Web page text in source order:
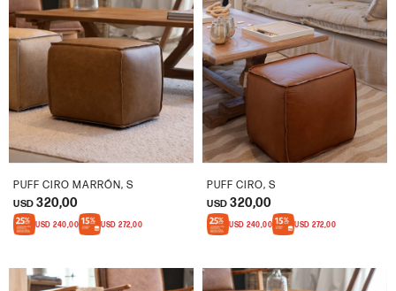
PUFF CIRO MARRÓN, S
USD 320,00
USD 240,00 USD 272,00
PUFF CIRO, S
USD 320,00
USD 240,00 USD 272,00